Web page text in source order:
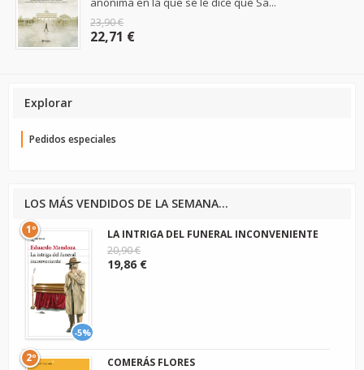
23,90 €
22,71 €
Explorar
Pedidos especiales
LOS MÁS VENDIDOS DE LA SEMANA...
-5%
1º
LA INTRIGA DEL FUNERAL INCONVENIENTE
20,90 €
19,86 €
2º
COMERÁS FLORES